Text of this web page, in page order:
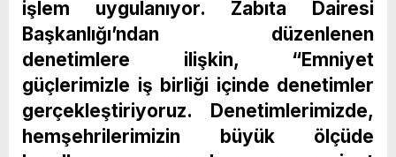
işlem uygulanıyor. Zabıta Dairesi
Başkanlığı’ndan düzenlenen
denetimlere ilişkin, “Emniyet
güçlerimizle iş birliği içinde denetimler
gerçekleştiriyoruz. Denetimlerimizde,
hemşehrilerimizin büyük ölçüde